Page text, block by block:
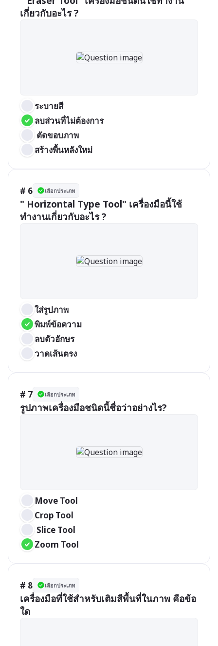
เกี่ยวกับอะไร ?
ระบายสี
ลบส่วนที่ไม่ต้องการ
ตัดขอบภาพ
สร้างพื้นหลังใหม่
# 6 เลือกประเภท
" Horizontal Type Tool" เครื่องมือนี้ใช้
ทำงานเกี่ยวกับอะไร ?
ใส่รูปภาพ
พิมพ์ข้อความ
ลบตัวอักษร
วาดเส้นตรง
# 7 เลือกประเภท
รูปภาพเครื่องมือชนิดนี้ชื่อว่าอย่างไร?
Move Tool
Crop Tool
Slice Tool
Zoom Tool
# 8 เลือกประเภท
เครื่องมือที่ใช้สำหรับเติมสีพื้นที่ในภาพ คือข้อ
ใด